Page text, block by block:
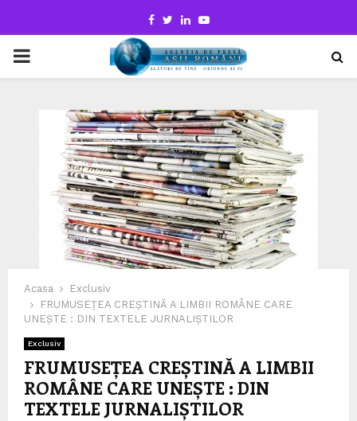
Facebook
TwitterLinkedinYoutube
PRIMARY
Acasa
Exclusiv
FRUMUSEȚEA CREȘTINĂ A LIMBII ROMÂNE CARE
UNEȘTE : DIN TEXTELE JURNALIȘTILOR
Exclusiv
FRUMUSEȚEA CREȘTINĂ A LIMBII
ROMÂNE CARE UNEȘTE : DIN
TEXTELE JURNALIȘTILOR